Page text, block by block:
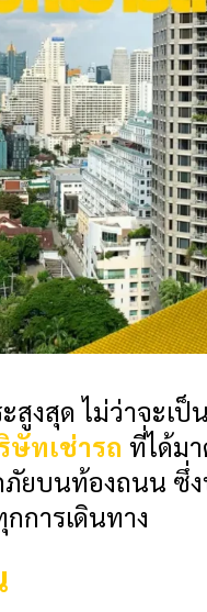
งสุด ไม่ว่าจะเป็
ษัทเช่ารถ ที่ได้ม
ภัยบนท้องถนน ซึ่
การเดินทาง